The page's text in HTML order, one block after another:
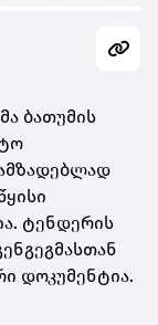
ბათუმის
ტენდერის
დოკუმენტია.